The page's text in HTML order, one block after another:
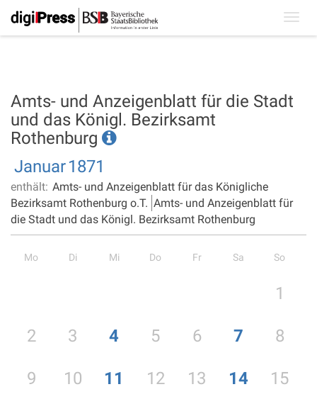
Amts- und Anzeigenblatt für die Stadt
und das Königl. Bezirksamt
Rothenburg
Januar1871
enthält: Amts- und Anzeigenblatt für das Königliche
Bezirksamt Rothenburg o.T. Amts- und Anzeigenblatt für
die Stadt und das Königl. Bezirksamt Rothenburg
Mo Di Mi Do Fr Sa So
1
2 3 4 5 6 7 8
9 10 11 12 13 14 15